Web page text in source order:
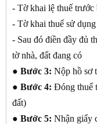
- Tờ khai lệ thuế trước
- Tờ khai thuế sử
- Sau đó điền đầy đủ
tờ nhà, đất đang có
● Bước 3: Nộp hồ sơ
● Bước 4: Đóng thuế
đất)
● Bước 5: Nhận giấy